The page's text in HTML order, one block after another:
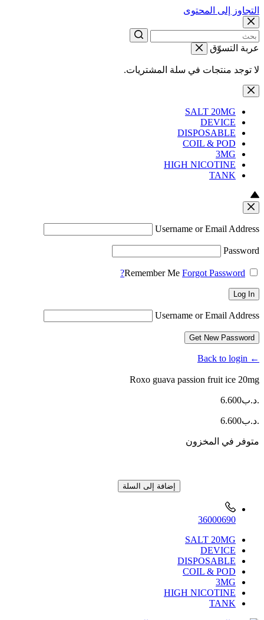
التجاوز إلى المحتوى
عربة التسوّق
لا توجد منتجات في سلة المشتريات.
SALT 20MG
DEVICE
DISPOSABLE
COIL & POD
3MG
HIGH NICOTINE
TANK
Username or Email Address
Password
Remember Me Forgot Password?
Log In
Username or Email Address
Get New Password
← Back to login
.د.ب6.600
.د.ب6.600
متوفر في المخزون
إضافة إلى السلة
36000690
SALT 20MG
DEVICE
DISPOSABLE
COIL & POD
3MG
HIGH NICOTINE
TANK